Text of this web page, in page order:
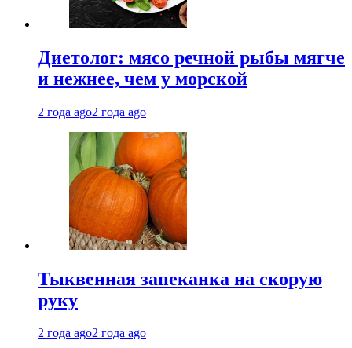
Диетолог: мясо речной рыбы мягче
и нежнее, чем у морской
2 года ago2 года ago
Тыквенная запеканка на скорую
руку
2 года ago2 года ago